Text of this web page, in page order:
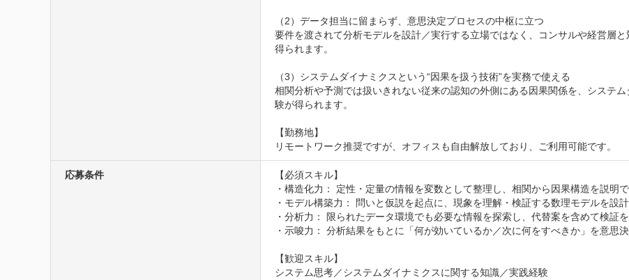
（2）データ担当に留まらず、意思決定プロセスの中枢に立つ
要件を渡されて分析モデルを設計／実行する立場ではなく、コンサルや経営層
得られます。
（3）システムダイナミクスという“因果を扱う技術”を実務で使える
相関分析や予測では扱いきれない従来の認知の外側にある因果関係を、システ
験が得られます。
【勤務地】
リモートワーク推奨ですが、オフィスも自由解放しており、ご利用可能です。
応募条件
【必須スキル】
・構造化力： 定性・定量の情報を変数として整理し、相関から因果構造を説明
・モデル構築力： 問いと仮説を起点に、現象を理解・検証する数理モデルを設
・分析力： 限られたデータ環境でも必要な情報を探索し、代替案を含めて検証
・示唆力： 分析結果をもとに「何が効いているか／次に何をすべきか」を意思
【歓迎スキル】
システム思考／システムダイナミクスに関する知識／実践経験